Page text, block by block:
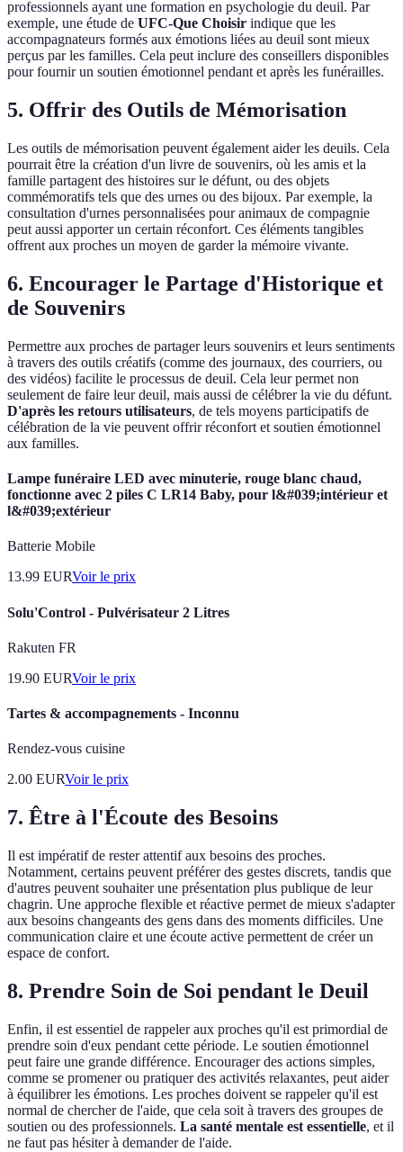
professionnels ayant une formation en psychologie du deuil. Par
exemple, une étude de UFC-Que Choisir indique que les
accompagnateurs formés aux émotions liées au deuil sont mieux
perçus par les familles. Cela peut inclure des conseillers disponibles
pour fournir un soutien émotionnel pendant et après les funérailles.
5. Offrir des Outils de Mémorisation
Les outils de mémorisation peuvent également aider les deuils. Cela
pourrait être la création d'un livre de souvenirs, où les amis et la
famille partagent des histoires sur le défunt, ou des objets
commémoratifs tels que des urnes ou des bijoux. Par exemple, la
consultation d'urnes personnalisées pour animaux de compagnie
peut aussi apporter un certain réconfort. Ces éléments tangibles
offrent aux proches un moyen de garder la mémoire vivante.
6. Encourager le Partage d'Historique et
de Souvenirs
Permettre aux proches de partager leurs souvenirs et leurs sentiments
à travers des outils créatifs (comme des journaux, des courriers, ou
des vidéos) facilite le processus de deuil. Cela leur permet non
seulement de faire leur deuil, mais aussi de célébrer la vie du défunt.
D'après les retours utilisateurs, de tels moyens participatifs de
célébration de la vie peuvent offrir réconfort et soutien émotionnel
aux familles.
Lampe funéraire LED avec minuterie, rouge blanc chaud,
fonctionne avec 2 piles C LR14 Baby, pour l&#039;intérieur et
l&#039;extérieur
Batterie Mobile
13.99 EURVoir le prix
Solu'Control - Pulvérisateur 2 Litres
Rakuten FR
19.90 EURVoir le prix
Tartes & accompagnements - Inconnu
Rendez-vous cuisine
2.00 EURVoir le prix
7. Être à l'Écoute des Besoins
Il est impératif de rester attentif aux besoins des proches.
Notamment, certains peuvent préférer des gestes discrets, tandis que
d'autres peuvent souhaiter une présentation plus publique de leur
chagrin. Une approche flexible et réactive permet de mieux s'adapter
aux besoins changeants des gens dans des moments difficiles. Une
communication claire et une écoute active permettent de créer un
espace de confort.
8. Prendre Soin de Soi pendant le Deuil
Enfin, il est essentiel de rappeler aux proches qu'il est primordial de
prendre soin d'eux pendant cette période. Le soutien émotionnel
peut faire une grande différence. Encourager des actions simples,
comme se promener ou pratiquer des activités relaxantes, peut aider
à équilibrer les émotions. Les proches doivent se rappeler qu'il est
normal de chercher de l'aide, que cela soit à travers des groupes de
soutien ou des professionnels. La santé mentale est essentielle, et il
ne faut pas hésiter à demander de l'aide.